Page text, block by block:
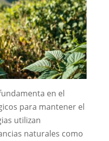
en el
para mantener el
utilizan
naturales como